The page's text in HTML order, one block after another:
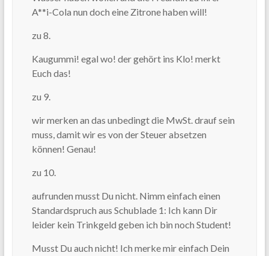
A**i-Cola nun doch eine Zitrone haben will!
zu 8.
Kaugummi! egal wo! der gehört ins Klo! merkt
Euch das!
zu 9.
wir merken an das unbedingt die MwSt. drauf sein
muss, damit wir es von der Steuer absetzen
können! Genau!
zu 10.
aufrunden musst Du nicht. Nimm einfach einen
Standardspruch aus Schublade 1: Ich kann Dir
leider kein Trinkgeld geben ich bin noch Student!
Musst Du auch nicht! Ich merke mir einfach Dein